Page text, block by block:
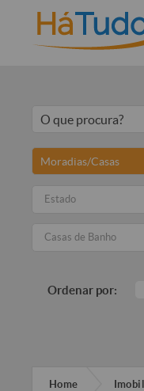
Moradias/Casas
Estado
Casas de Banho
Ordenar por:
Home